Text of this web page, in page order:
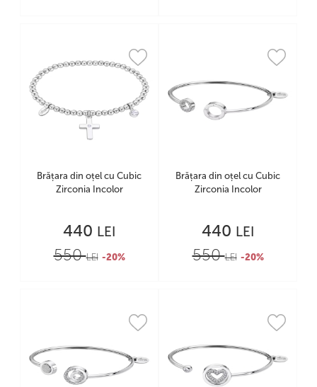
Brățara din oțel cu Cubic
Zirconia Incolor
440 LEI
550LEI -20%
Brățara din oțel cu Cubic
Zirconia Incolor
440 LEI
550LEI -20%